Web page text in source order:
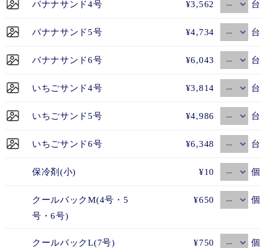
バナナサンド4号 ¥3,562 台
バナナサンド5号 ¥4,734 台
バナナサンド6号 ¥6,043 台
いちごサンド4号 ¥3,814 台
いちごサンド5号 ¥4,986 台
いちごサンド6号 ¥6,348 台
保冷剤(小) ¥10 個
クールバックM(4号・5
号・6号)
¥650 個
クールバックL(7号) ¥750 個